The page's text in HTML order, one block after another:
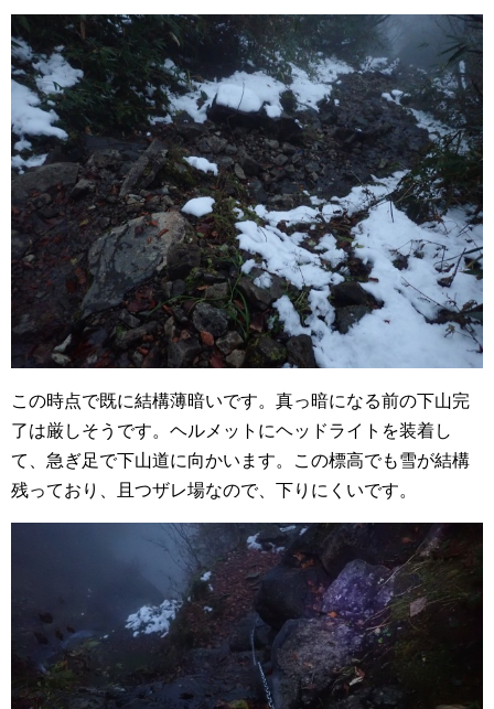
この時点で既に結構薄暗いです。真っ暗になる前の下山完
了は厳しそうです。ヘルメットにヘッドライトを装着し
て、急ぎ足で下山道に向かいます。この標高でも雪が結構
残っており、且つザレ場なので、下りにくいです。